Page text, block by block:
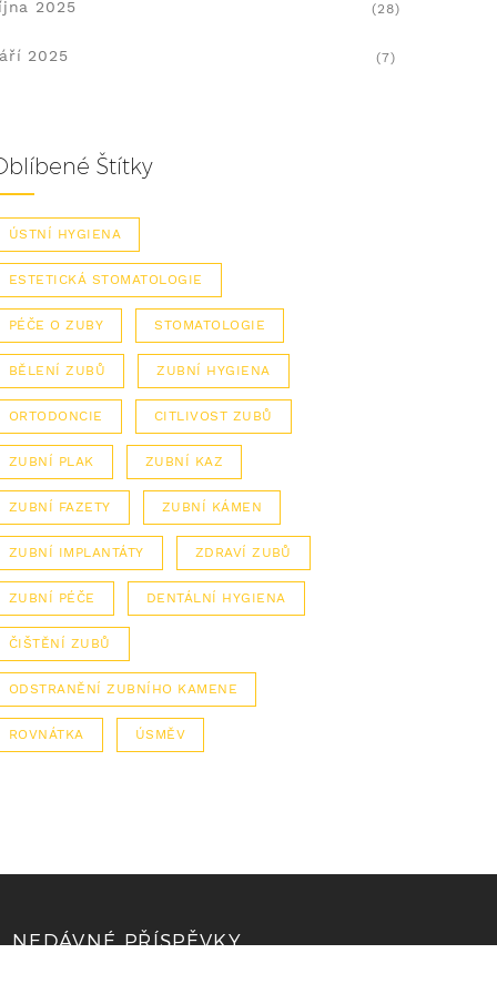
2025 (28)
2025 (7)
Štítky
ÚSTNÍ HYGIENA
ESTETICKÁ STOMATOLOGIE
PÉČE O ZUBY STOMATOLOGIE
BĚLENÍ ZUBŮ ZUBNÍ HYGIENA
ORTODONCIE CITLIVOST ZUBŮ
ZUBNÍ PLAK ZUBNÍ KAZ
ZUBNÍ FAZETY ZUBNÍ KÁMEN
ZUBNÍ IMPLANTÁTY ZDRAVÍ ZUBŮ
ZUBNÍ PÉČE DENTÁLNÍ HYGIENA
ČIŠTĚNÍ ZUBŮ
ODSTRANĚNÍ ZUBNÍHO KAMENE
ROVNÁTKA ÚSMĚV
NEDÁVNÉ PŘÍSPĚVKY